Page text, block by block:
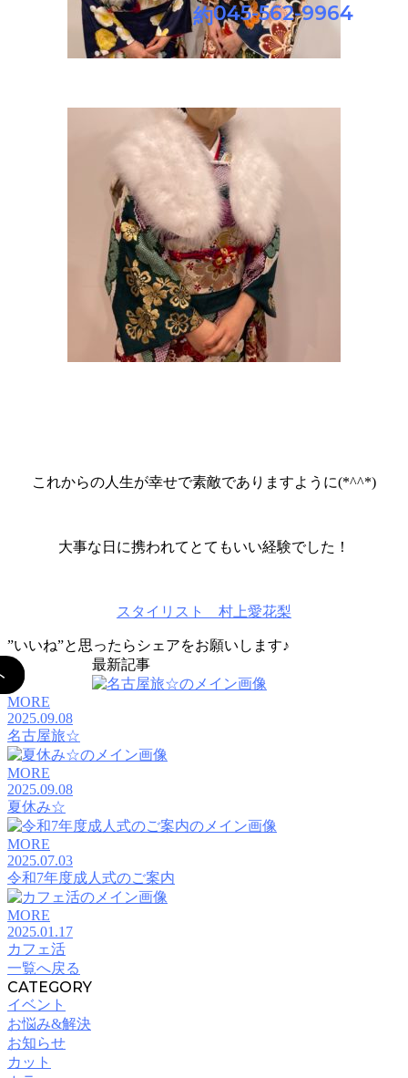
045-562-9964
これからの人生が幸せで素敵でありますように(*^^*)
大事な日に携われてとてもいい経験でした！
スタイリスト 村上愛花梨
”いいね”と思ったらシェアをお願いします♪
最新記事
MORE
2025.09.08
名古屋旅☆
MORE
2025.09.08
夏休み☆
MORE
2025.07.03
令和7年度成人式のご案内
MORE
2025.01.17
カフェ活
一覧へ戻る
CATEGORY
イベント
お悩み&解決
お知らせ
カット